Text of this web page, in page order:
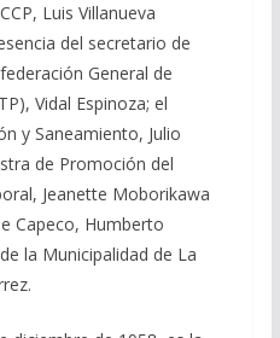
Luis Villanueva
del secretario de
General de
Vidal Espinoza; el
y Saneamiento, Julio
de Promoción del
Jeanette Moborikawa
Capeco, Humberto
la Municipalidad de La